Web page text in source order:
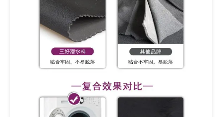
Il tuo nome (necessario)
La tua email (necessario)